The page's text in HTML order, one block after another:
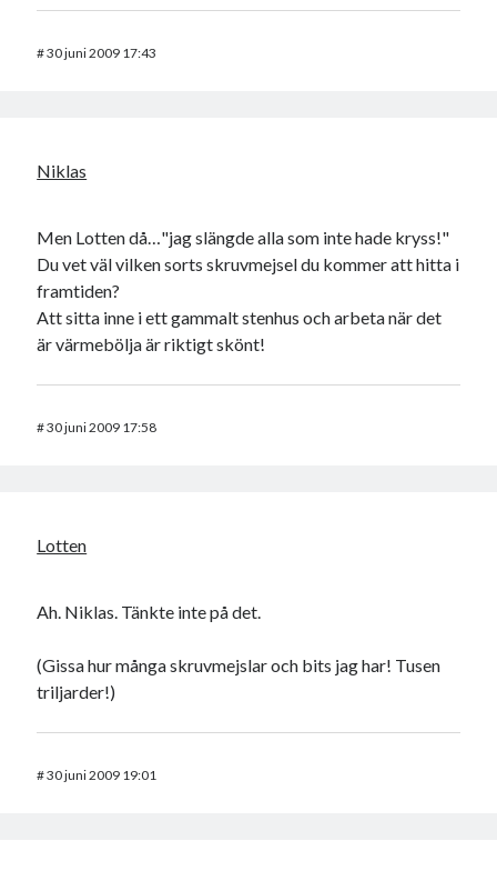
#30 juni 2009 17:43
Niklas
Men Lotten då…"jag slängde alla som inte hade kryss!"
Du vet väl vilken sorts skruvmejsel du kommer att hitta i
framtiden?
Att sitta inne i ett gammalt stenhus och arbeta när det
är värmebölja är riktigt skönt!
#30 juni 2009 17:58
Lotten
Ah. Niklas. Tänkte inte på det.
(Gissa hur många skruvmejslar och bits jag har! Tusen
triljarder!)
#30 juni 2009 19:01